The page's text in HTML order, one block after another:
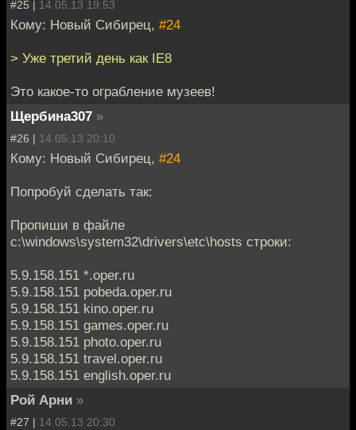
#25 | 14.05.13 19:53
Кому: Новый Сибирец, #24
> Уже третий день как IE8
Это какое-то ограбление музеев!
Щербина307 »
#26 | 14.05.13 20:10
Кому: Новый Сибирец, #24
Попробуй сделать так:
Пропиши в файле
c:\windows\system32\drivers\etc\hosts строки:
5.9.158.151 *.oper.ru
5.9.158.151 pobeda.oper.ru
5.9.158.151 kino.oper.ru
5.9.158.151 games.oper.ru
5.9.158.151 photo.oper.ru
5.9.158.151 travel.oper.ru
5.9.158.151 english.oper.ru
Рой Арни »
#27 | 14.05.13 20:30